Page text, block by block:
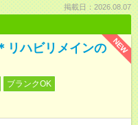
掲載日：2026.08.07
NEW
リハビリメインの
ブランクOK